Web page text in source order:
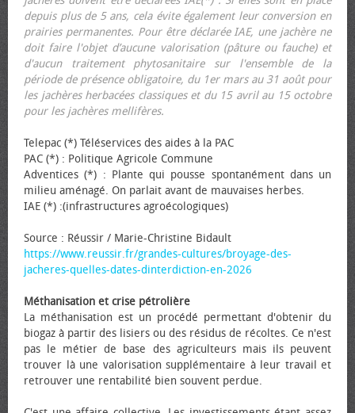
depuis plus de 5 ans, cela évite également leur conversion en
prairies permanentes. Pour être déclarée IAE, une jachère ne
doit faire l'objet d’aucune valorisation (pâture ou fauche) et
d'aucun traitement phytosanitaire sur l'ensemble de la
période de présence obligatoire, du 1er mars au 31 août pour
les jachères herbacées classiques et du 15 avril au 15 octobre
pour les jachères mellifères.
Telepac (*) Téléservices des aides à la PAC
PAC (*) : Politique Agricole Commune
Adventices (*) : Plante qui pousse spontanément dans un
milieu aménagé. On parlait avant de mauvaises herbes.
IAE (*) :(infrastructures agroécologiques)
Source : Réussir / Marie-Christine Bidault
https://www.reussir.fr/grandes-cultures/broyage-des-
jacheres-quelles-dates-dinterdiction-en-2026
Méthanisation et crise pétrolière
La méthanisation est un procédé permettant d'obtenir du
biogaz à partir des lisiers ou des résidus de récoltes. Ce n'est
pas le métier de base des agriculteurs mais ils peuvent
trouver là une valorisation supplémentaire à leur travail et
retrouver une rentabilité bien souvent perdue.